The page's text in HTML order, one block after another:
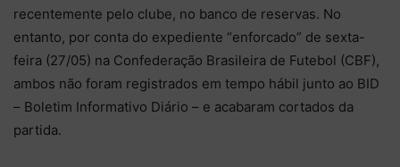
recentemente pelo clube, no banco de reservas. No
entanto, por conta do expediente “enforcado” de sexta-
feira (27/05) na Confederação Brasileira de Futebol (CBF),
ambos não foram registrados em tempo hábil junto ao BID
– Boletim Informativo Diário – e acabaram cortados da
partida.